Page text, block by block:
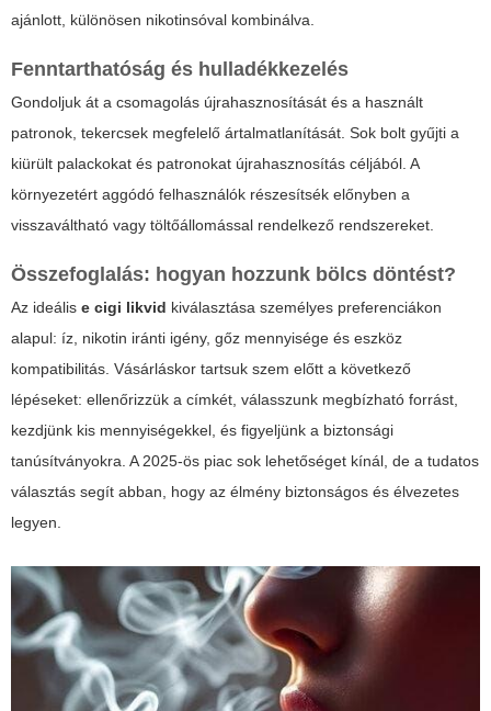
ajánlott, különösen nikotinsóval kombinálva.
Fenntarthatóság és hulladékkezelés
Gondoljuk át a csomagolás újrahasznosítását és a használt
patronok, tekercsek megfelelő ártalmatlanítását. Sok bolt gyűjti a
kiürült palackokat és patronokat újrahasznosítás céljából. A
környezetért aggódó felhasználók részesítsék előnyben a
visszaváltható vagy töltőállomással rendelkező rendszereket.
Összefoglalás: hogyan hozzunk bölcs döntést?
Az ideális e cigi likvid kiválasztása személyes preferenciákon
alapul: íz, nikotin iránti igény, gőz mennyisége és eszköz
kompatibilitás. Vásárláskor tartsuk szem előtt a következő
lépéseket: ellenőrizzük a címkét, válasszunk megbízható forrást,
kezdjünk kis mennyiségekkel, és figyeljünk a biztonsági
tanúsítványokra. A 2025-ös piac sok lehetőséget kínál, de a tudatos
választás segít abban, hogy az élmény biztonságos és élvezetes
legyen.